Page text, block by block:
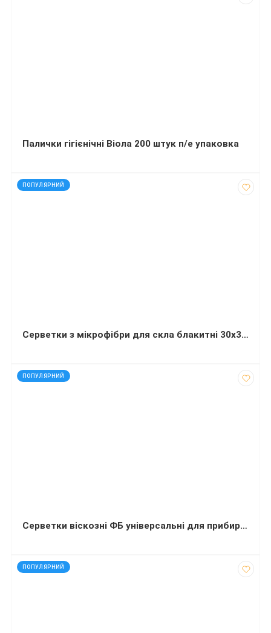
Палички гігієнічні Віола 200 штук п/е упаковка
ПОПУЛЯРНИЙ
код: 21209
Серветки з мікрофібри для скла блакитні 30х30 см TM HSL Professional 5 штук
ПОПУЛЯРНИЙ
код: 32441
Серветки віскозні ФБ універсальні для прибирання Фламенко 4+1 штука
ПОПУЛЯРНИЙ
код: 13010